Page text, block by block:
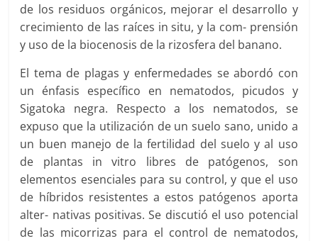
de los residuos orgánicos, mejorar el desarrollo y
crecimiento de las raíces in situ, y la com- prensión
y uso de la biocenosis de la rizosfera del banano.
El tema de plagas y enfermedades se abordó con
un énfasis específico en nematodos, picudos y
Sigatoka negra. Respecto a los nematodos, se
expuso que la utilización de un suelo sano, unido a
un buen manejo de la fertilidad del suelo y al uso
de plantas in vitro libres de patógenos, son
elementos esenciales para su control, y que el uso
de híbridos resistentes a estos patógenos aporta
alter- nativas positivas. Se discutió el uso potencial
de las micorrizas para el control de nematodos,